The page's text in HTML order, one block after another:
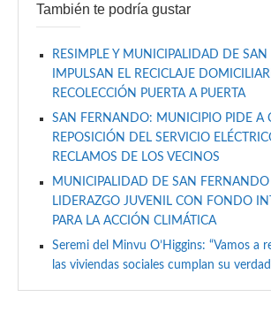
También te podría gustar
RESIMPLE Y MUNICIPALIDAD DE
IMPULSAN EL RECICLAJE
RECOLECCIÓN PUERTA A PUERTA
SAN FERNANDO: MUNICIPIO PIDE A
REPOSICIÓN DEL SERVICIO
RECLAMOS DE LOS VECINOS
MUNICIPALIDAD DE SAN FERNANDO
LIDERAZGO JUVENIL CON FONDO
PARA LA ACCIÓN CLIMÁTICA
Seremi del Minvu O’Higgins: “Vamos a
las viviendas sociales cumplan su